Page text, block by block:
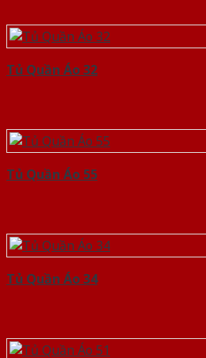
Tủ Quần Áo 32
Tủ Quần Áo 55
Tủ Quần Áo 34